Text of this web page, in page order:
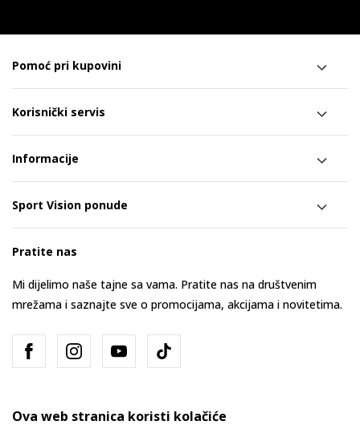
Pomoć pri kupovini
Korisnički servis
Informacije
Sport Vision ponude
Pratite nas
Mi dijelimo naše tajne sa vama. Pratite nas na društvenim
mrežama i saznajte sve o promocijama, akcijama i novitetima.
Ova web stranica koristi kolačiće